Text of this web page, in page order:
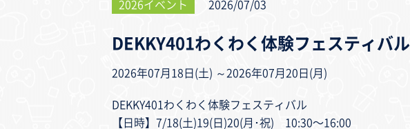
2026イベント 2026/07/03
DEKKY401わくわく体験フェスティバル
2026年07月18日(土) ～2026年07月20日(月)
DEKKY401わくわく体験フェスティバル
【日時】7/18(土)19(日)20(月･祝) 10:30〜16:00